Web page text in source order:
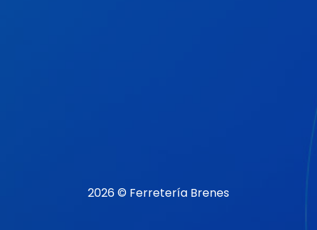
2026 © Ferretería Brenes